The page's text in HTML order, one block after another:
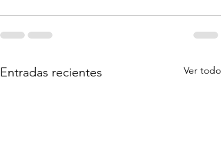
Entradas recientes Ver todo